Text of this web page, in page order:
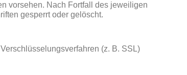
vorsehen. Nach Fortfall des jeweiligen
gesperrt oder gelöscht.
(z. B. SSL)